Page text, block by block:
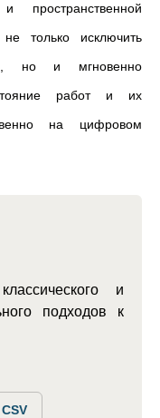
пространственной
только исключить
но и мгновенно
работ и их
на цифровом
и
подходов к